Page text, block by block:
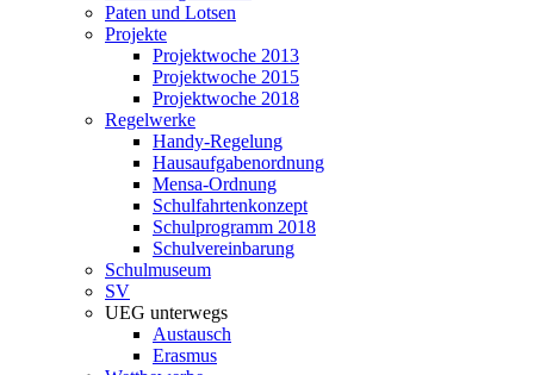
Paten und Lotsen
Projekte
Projektwoche 2013
Projektwoche 2015
Projektwoche 2018
Regelwerke
Handy-Regelung
Hausaufgabenordnung
Mensa-Ordnung
Schulfahrtenkonzept
Schulprogramm 2018
Schulvereinbarung
Schulmuseum
SV
UEG unterwegs
Austausch
Erasmus